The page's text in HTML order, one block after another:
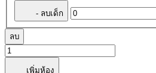
- ลบเด็ก
ลบ
เพิ่มห้อง